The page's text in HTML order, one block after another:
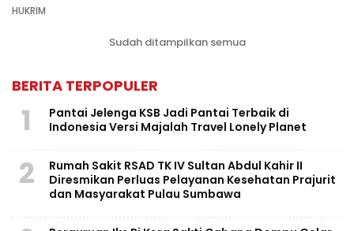
HUKRIM
Sudah ditampilkan semua
BERITA TERPOPULER
1
Pantai Jelenga KSB Jadi Pantai Terbaik di
Indonesia Versi Majalah Travel Lonely Planet
2
Rumah Sakit RSAD TK IV Sultan Abdul Kahir II
Diresmikan Perluas Pelayanan Kesehatan Prajurit
dan Masyarakat Pulau Sumbawa